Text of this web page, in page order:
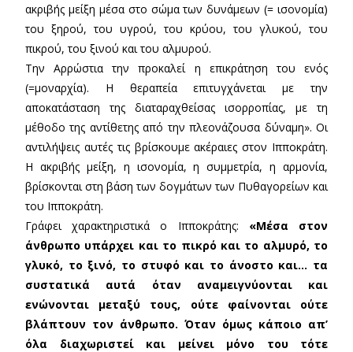
ακριβής μείξη μέσα στο σώμα των δυνάμεων (= ισονομία)
του ξηρού, του υγρού, του κρύου, του γλυκού, του
πικρού, του ξινού και του αλμυρού.
Την Αρρώστια την προκαλεί η επικράτηση του ενός
(=μοναρχία). Η θεραπεία επιτυγχάνεται με την
αποκατάσταση της διαταραχθείσας ισορροπίας, με τη
μέθοδο της αντίθετης από την πλεονάζουσα δύναμη». Οι
αντιλήψεις αυτές τις βρίσκουμε ακέραιες στον Ιπποκράτη.
Η ακριβής μείξη, η ισονομία, η συμμετρία, η αρμονία,
βρίσκονται στη βάση των δογμάτων των Πυθαγορείων και
του Ιπποκράτη.
Γράφει χαρακτηριστικά ο Ιπποκράτης: «Μέσα στον
άνθρωπο υπάρχει και το πικρό και το αλμυρό, το
γλυκό, το ξινό, το στυφό και το άνοστο και… τα
συστατικά αυτά όταν αναμειγνύονται και
ενώνονται μεταξύ τους, ούτε φαίνονται ούτε
βλάπτουν τον άνθρωπο. Όταν όμως κάποιο απ’
όλα διαχωριστεί και μείνει μόνο του τότε